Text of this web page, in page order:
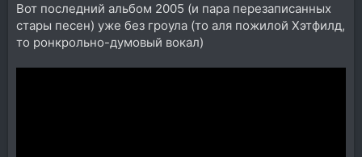
Вот последний альбом 2005 (и пара перезаписанных
стары песен) уже без гроула (то аля пожилой Хэтфилд,
то ронкрольно-думовый вокал)